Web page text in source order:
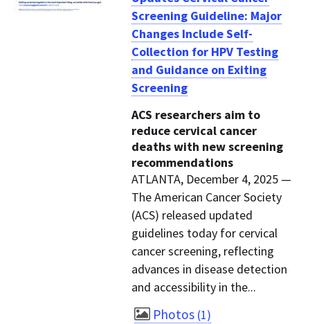
Screening Guideline: Major
Changes Include Self-
Collection for HPV Testing
and Guidance on Exiting
Screening
ACS researchers aim to
reduce cervical cancer
deaths with new screening
recommendations
ATLANTA, December 4, 2025 —
The American Cancer Society
(ACS) released updated
guidelines today for cervical
cancer screening, reflecting
advances in disease detection
and accessibility in the...
Photos 1